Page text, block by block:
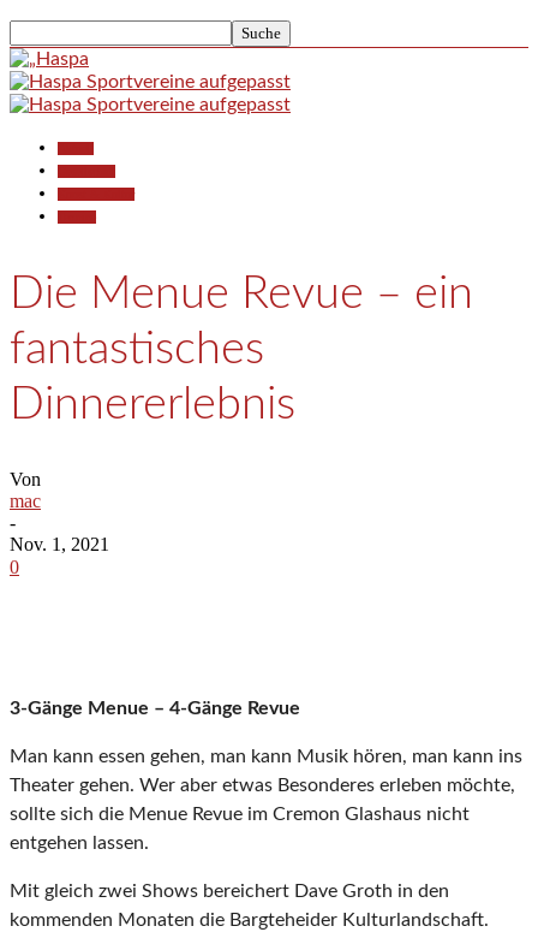
Die Menue Revue – ein
fantastisches
Dinnererlebnis
Von
mac
-
Nov. 1, 2021
0
3-Gänge Menue – 4-Gänge Revue
Man kann essen gehen, man kann Musik hören, man kann ins
Theater gehen. Wer aber etwas Besonderes erleben möchte,
sollte sich die Menue Revue im Cremon Glashaus nicht
entgehen lassen.
Mit gleich zwei Shows bereichert Dave Groth in den
kommenden Monaten die Bargteheider Kulturlandschaft.